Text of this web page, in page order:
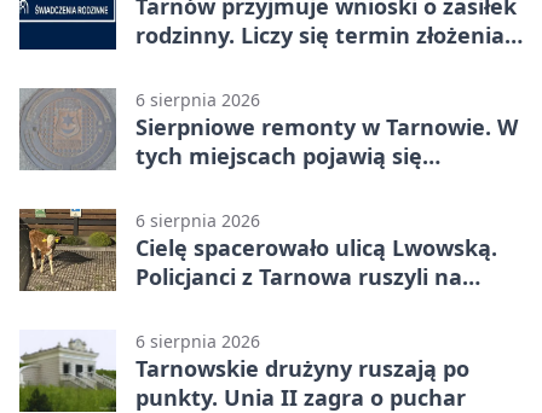
Tarnów przyjmuje wnioski o zasiłek
rodzinny. Liczy się termin złożenia
6 sierpnia 2026
Sierpniowe remonty w Tarnowie. W
tych miejscach pojawią się
6 sierpnia 2026
Cielę spacerowało ulicą Lwowską.
Policjanci z Tarnowa ruszyli na
6 sierpnia 2026
Tarnowskie drużyny ruszają po
punkty. Unia II zagra o puchar